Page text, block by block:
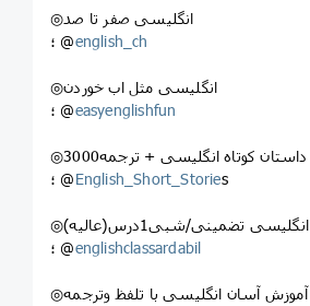
◎انگلیسی صفر تا صد
؛ @english_ch
◎انگلیسی مثل اب خوردن
؛ @easyenglishfun
◎3000داستان کوتاه انگلیسی + ترجمه
؛ @English_Short_Stories
◎انگلیسی تضمینی/شبی1درس(عالیه)
؛ @englishclassardabil
◎آموزش آسان انگلیسی با تلفظ وترجمه